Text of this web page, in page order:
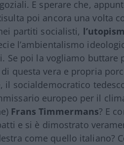
E sperare che,
poi ancora una volta
partiti socialisti,
l’ambientalismo
Se poi la vogliamo
questa vera e propria
il socialdemocratico
europeo per il
Frans Timmermans? E
e si è dimostrato
come quello italiano?